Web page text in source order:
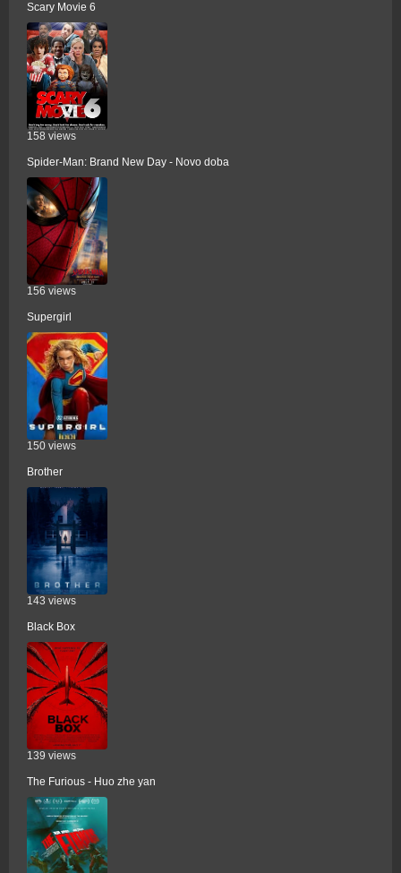
Scary Movie 6
158 views
Spider-Man: Brand New Day - Novo doba
156 views
Supergirl
150 views
Brother
143 views
Black Box
139 views
The Furious - Huo zhe yan